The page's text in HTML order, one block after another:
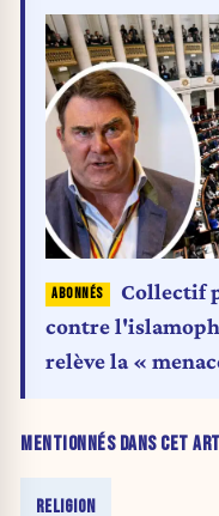
MENTIONNÉS DANS CET
RELIGION
Collectif
contre
relève la «